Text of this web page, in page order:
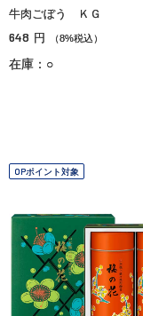
牛肉ごぼう ＫＧ
648 円 （8%税込）
在庫：○
OPポイント対象